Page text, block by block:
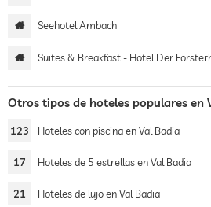
Seehotel Ambach
Suites & Breakfast - Hotel Der
Otros tipos de hoteles populares en
123 Hoteles con piscina en Val Badia
17 Hoteles de 5 estrellas en Val Badia
21 Hoteles de lujo en Val Badia